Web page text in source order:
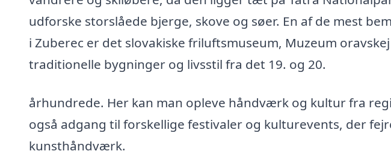
udforske storslåede bjerge, skove og søer. En af de mest
i Zuberec er det slovakiske friluftsmuseum, Muzeum
traditionelle bygninger og livsstil fra det 19. og 20.
århundrede. Her kan man opleve håndværk og kultur fra
også adgang til forskellige festivaler og kulturevents, der
kunsthåndværk.